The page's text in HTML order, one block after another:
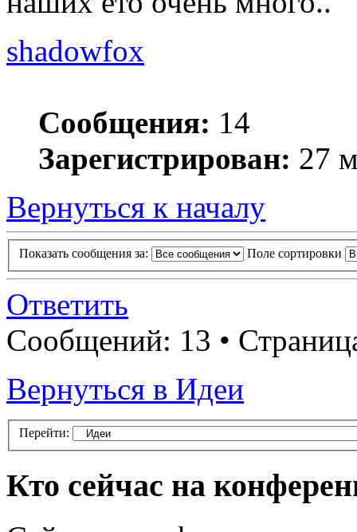
shadowfox
Сообщения: 14
Зарегистрирован: 27
Вернуться к началу
Показать сообщения за: Поле сортировки
Ответить
Сообщений: 13 •
Вернуться в Идеи
Перейти:
Кто сейчас на